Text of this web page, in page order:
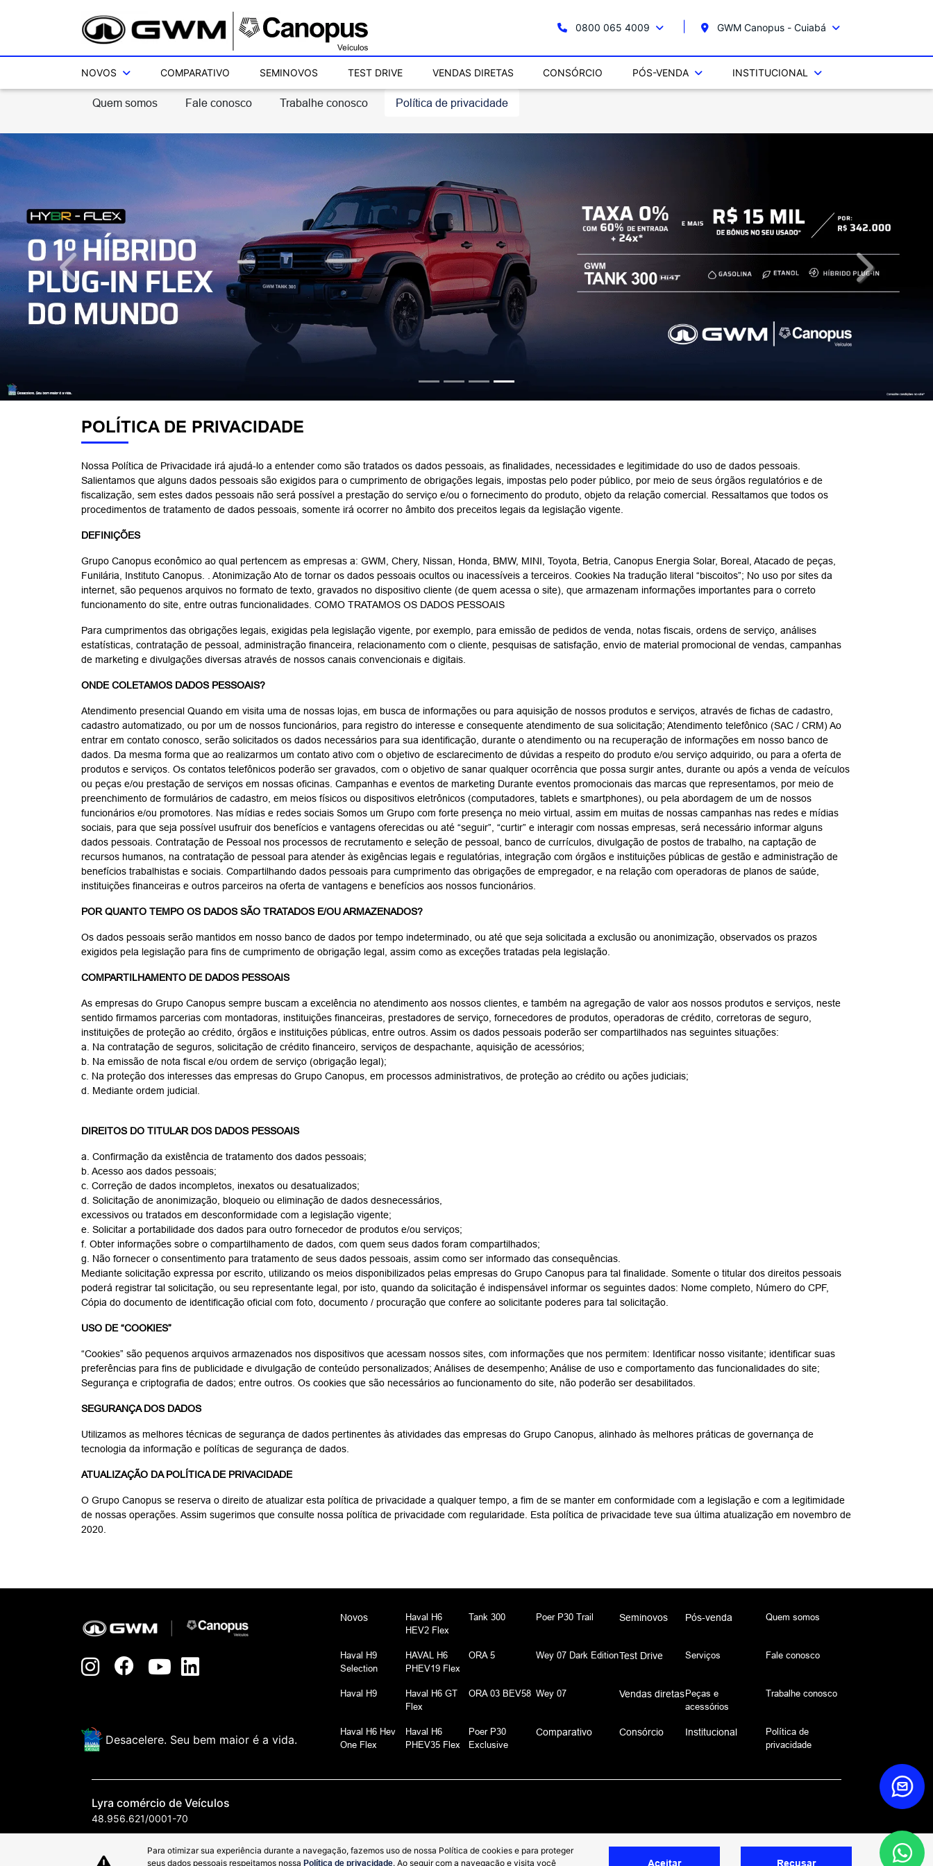
0800 065 4009 GWM Canopus - Cuiabá
NOVOS COMPARATIVO SEMINOVOS TEST DRIVE VENDAS DIRETAS CONSÓRCIO PÓS-VENDA INSTITUCIONAL
Quem somos Fale conosco Trabalhe conosco Política de privacidade
templates.template-01.components.carousel.texts.control_prev
POLÍTICA DE PRIVACIDADE
Nossa Política de Privacidade irá ajudá-lo a entender como são tratados os dados pessoais, as finalidades, necessidades e legitimidade do uso de dados pessoais.
Salientamos que alguns dados pessoais são exigidos para o cumprimento de obrigações legais, impostas pelo poder público, por meio de seus órgãos regulatórios e de
fiscalização, sem estes dados pessoais não será possível a prestação do serviço e/ou o fornecimento do produto, objeto da relação comercial. Ressaltamos que todos os
procedimentos de tratamento de dados pessoais, somente irá ocorrer no âmbito dos preceitos legais da legislação vigente.
DEFINIÇÕES
Grupo Canopus econômico ao qual pertencem as empresas a: GWM, Chery, Nissan, Honda, BMW, MINI, Toyota, Betria, Canopus Energia Solar, Boreal, Atacado de peças,
Funilária, Instituto Canopus. . Atonimização Ato de tornar os dados pessoais ocultos ou inacessíveis a terceiros. Cookies Na tradução literal “biscoitos”; No uso por sites da
internet, são pequenos arquivos no formato de texto, gravados no dispositivo cliente (de quem acessa o site), que armazenam informações importantes para o correto
funcionamento do site, entre outras funcionalidades. COMO TRATAMOS OS DADOS PESSOAIS
Para cumprimentos das obrigações legais, exigidas pela legislação vigente, por exemplo, para emissão de pedidos de venda, notas fiscais, ordens de serviço, análises
estatísticas, contratação de pessoal, administração financeira, relacionamento com o cliente, pesquisas de satisfação, envio de material promocional de vendas, campanhas
de marketing e divulgações diversas através de nossos canais convencionais e digitais.
ONDE COLETAMOS DADOS PESSOAIS?
Atendimento presencial Quando em visita uma de nossas lojas, em busca de informações ou para aquisição de nossos produtos e serviços, através de fichas de cadastro,
cadastro automatizado, ou por um de nossos funcionários, para registro do interesse e consequente atendimento de sua solicitação; Atendimento telefônico (SAC / CRM) Ao
entrar em contato conosco, serão solicitados os dados necessários para sua identificação, durante o atendimento ou na recuperação de informações em nosso banco de
dados. Da mesma forma que ao realizarmos um contato ativo com o objetivo de esclarecimento de dúvidas a respeito do produto e/ou serviço adquirido, ou para a oferta de
produtos e serviços. Os contatos telefônicos poderão ser gravados, com o objetivo de sanar qualquer ocorrência que possa surgir antes, durante ou após a venda de veículos
ou peças e/ou prestação de serviços em nossas oficinas. Campanhas e eventos de marketing Durante eventos promocionais das marcas que representamos, por meio de
preenchimento de formulários de cadastro, em meios físicos ou dispositivos eletrônicos (computadores, tablets e smartphones), ou pela abordagem de um de nossos
funcionários e/ou promotores. Nas mídias e redes sociais Somos um Grupo com forte presença no meio virtual, assim em muitas de nossas campanhas nas redes e mídias
sociais, para que seja possível usufruir dos benefícios e vantagens oferecidas ou até “seguir”, “curtir” e interagir com nossas empresas, será necessário informar alguns
dados pessoais. Contratação de Pessoal nos processos de recrutamento e seleção de pessoal, banco de currículos, divulgação de postos de trabalho, na captação de
recursos humanos, na contratação de pessoal para atender às exigências legais e regulatórias, integração com órgãos e instituições públicas de gestão e administração de
benefícios trabalhistas e sociais. Compartilhando dados pessoais para cumprimento das obrigações de empregador, e na relação com operadoras de planos de saúde,
instituições financeiras e outros parceiros na oferta de vantagens e benefícios aos nossos funcionários.
POR QUANTO TEMPO OS DADOS SÃO TRATADOS E/OU ARMAZENADOS?
Os dados pessoais serão mantidos em nosso banco de dados por tempo indeterminado, ou até que seja solicitada a exclusão ou anonimização, observados os prazos
exigidos pela legislação para fins de cumprimento de obrigação legal, assim como as exceções tratadas pela legislação.
COMPARTILHAMENTO DE DADOS PESSOAIS
As empresas do Grupo Canopus sempre buscam a excelência no atendimento aos nossos clientes, e também na agregação de valor aos nossos produtos e serviços, neste
sentido firmamos parcerias com montadoras, instituições financeiras, prestadores de serviço, fornecedores de produtos, operadoras de crédito, corretoras de seguro,
instituições de proteção ao crédito, órgãos e instituições públicas, entre outros. Assim os dados pessoais poderão ser compartilhados nas seguintes situações:
a. Na contratação de seguros, solicitação de crédito financeiro, serviços de despachante, aquisição de acessórios;
b. Na emissão de nota fiscal e/ou ordem de serviço (obrigação legal);
c. Na proteção dos interesses das empresas do Grupo Canopus, em processos administrativos, de proteção ao crédito ou ações judiciais;
d. Mediante ordem judicial.
DIREITOS DO TITULAR DOS DADOS PESSOAIS
a. Confirmação da existência de tratamento dos dados pessoais;
b. Acesso aos dados pessoais;
c. Correção de dados incompletos, inexatos ou desatualizados;
d. Solicitação de anonimização, bloqueio ou eliminação de dados desnecessários,
excessivos ou tratados em desconformidade com a legislação vigente;
e. Solicitar a portabilidade dos dados para outro fornecedor de produtos e/ou serviços;
f. Obter informações sobre o compartilhamento de dados, com quem seus dados foram compartilhados;
g. Não fornecer o consentimento para tratamento de seus dados pessoais, assim como ser informado das consequências.
Mediante solicitação expressa por escrito, utilizando os meios disponibilizados pelas empresas do Grupo Canopus para tal finalidade. Somente o titular dos direitos pessoais
poderá registrar tal solicitação, ou seu representante legal, por isto, quando da solicitação é indispensável informar os seguintes dados: Nome completo, Número do CPF,
Cópia do documento de identificação oficial com foto, documento / procuração que confere ao solicitante poderes para tal solicitação.
USO DE “COOKIES”
“Cookies” são pequenos arquivos armazenados nos dispositivos que acessam nossos sites, com informações que nos permitem: Identificar nosso visitante; identificar suas
preferências para fins de publicidade e divulgação de conteúdo personalizados; Análises de desempenho; Análise de uso e comportamento das funcionalidades do site;
Segurança e criptografia de dados; entre outros. Os cookies que são necessários ao funcionamento do site, não poderão ser desabilitados.
SEGURANÇA DOS DADOS
Utilizamos as melhores técnicas de segurança de dados pertinentes às atividades das empresas do Grupo Canopus, alinhado às melhores práticas de governança de
tecnologia da informação e políticas de segurança de dados.
ATUALIZAÇÃO DA POLÍTICA DE PRIVACIDADE
O Grupo Canopus se reserva o direito de atualizar esta política de privacidade a qualquer tempo, a fim de se manter em conformidade com a legislação e com a legitimidade
de nossas operações. Assim sugerimos que consulte nossa política de privacidade com regularidade. Esta política de privacidade teve sua última atualização em novembro de
2020.
Desacelere. Seu bem maior é a vida.
Novos
Haval H9
Selection
Haval H9
Haval H6 Hev
One Flex
Haval H6
HEV2 Flex
HAVAL H6
PHEV19 Flex
Haval H6 GT
Flex
Haval H6
PHEV35 Flex
Tank 300
ORA 5
ORA 03 BEV58
Poer P30
Exclusive
Poer P30 Trail
Wey 07 Dark Edition
Wey 07
Comparativo
Seminovos
Test Drive
Vendas diretas
Consórcio
Pós-venda
Serviços
Peças e
acessórios
Institucional
Quem somos
Fale conosco
Trabalhe conosco
Política de
privacidade
Lyra comércio de Veículos
48.956.621/0001-70
Para otimizar sua experiência durante a navegação, fazemos uso de nossa Política de cookies e para proteger
seus dados pessoais respeitamos nossa Política de privacidade. Ao seguir com a navegação e visita você Aceitar Recusar